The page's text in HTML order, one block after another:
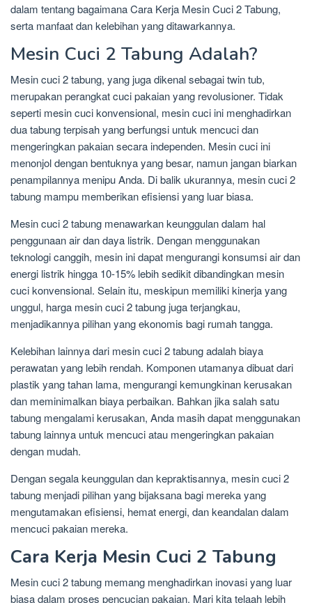
dalam tentang bagaimana Cara Kerja Mesin Cuci 2 Tabung,
serta manfaat dan kelebihan yang ditawarkannya.
Mesin Cuci 2 Tabung Adalah?
Mesin cuci 2 tabung, yang juga dikenal sebagai twin tub,
merupakan perangkat cuci pakaian yang revolusioner. Tidak
seperti mesin cuci konvensional, mesin cuci ini menghadirkan
dua tabung terpisah yang berfungsi untuk mencuci dan
mengeringkan pakaian secara independen. Mesin cuci ini
menonjol dengan bentuknya yang besar, namun jangan biarkan
penampilannya menipu Anda. Di balik ukurannya, mesin cuci 2
tabung mampu memberikan efisiensi yang luar biasa.
Mesin cuci 2 tabung menawarkan keunggulan dalam hal
penggunaan air dan daya listrik. Dengan menggunakan
teknologi canggih, mesin ini dapat mengurangi konsumsi air dan
energi listrik hingga 10-15% lebih sedikit dibandingkan mesin
cuci konvensional. Selain itu, meskipun memiliki kinerja yang
unggul, harga mesin cuci 2 tabung juga terjangkau,
menjadikannya pilihan yang ekonomis bagi rumah tangga.
Kelebihan lainnya dari mesin cuci 2 tabung adalah biaya
perawatan yang lebih rendah. Komponen utamanya dibuat dari
plastik yang tahan lama, mengurangi kemungkinan kerusakan
dan meminimalkan biaya perbaikan. Bahkan jika salah satu
tabung mengalami kerusakan, Anda masih dapat menggunakan
tabung lainnya untuk mencuci atau mengeringkan pakaian
dengan mudah.
Dengan segala keunggulan dan kepraktisannya, mesin cuci 2
tabung menjadi pilihan yang bijaksana bagi mereka yang
mengutamakan efisiensi, hemat energi, dan keandalan dalam
mencuci pakaian mereka.
Cara Kerja Mesin Cuci 2 Tabung
Mesin cuci 2 tabung memang menghadirkan inovasi yang luar
biasa dalam proses pencucian pakaian. Mari kita telaah lebih